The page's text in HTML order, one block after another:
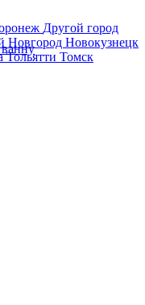
Другой город
Новгород Новокузнецк
Тольятти Томск